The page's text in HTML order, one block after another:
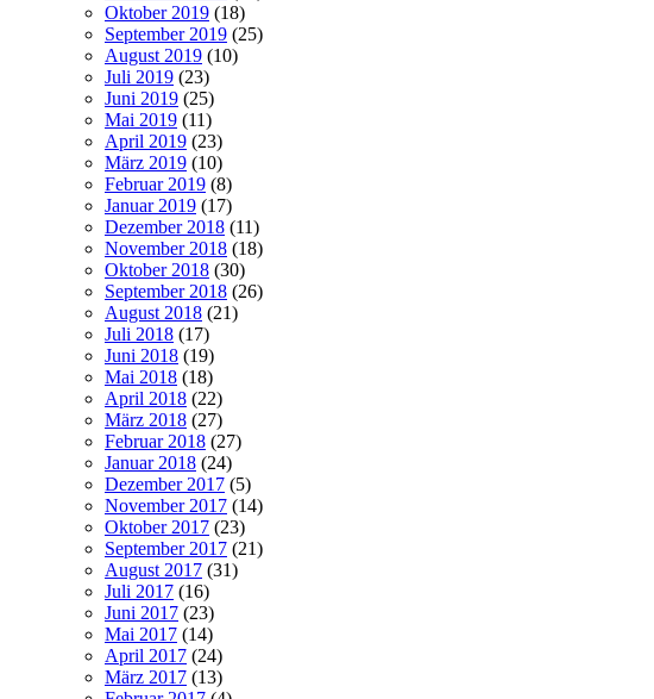
Oktober 2019 (18)
September 2019 (25)
August 2019 (10)
Juli 2019 (23)
Juni 2019 (25)
Mai 2019 (11)
April 2019 (23)
März 2019 (10)
Februar 2019 (8)
Januar 2019 (17)
Dezember 2018 (11)
November 2018 (18)
Oktober 2018 (30)
September 2018 (26)
August 2018 (21)
Juli 2018 (17)
Juni 2018 (19)
Mai 2018 (18)
April 2018 (22)
März 2018 (27)
Februar 2018 (27)
Januar 2018 (24)
Dezember 2017 (5)
November 2017 (14)
Oktober 2017 (23)
September 2017 (21)
August 2017 (31)
Juli 2017 (16)
Juni 2017 (23)
Mai 2017 (14)
April 2017 (24)
März 2017 (13)